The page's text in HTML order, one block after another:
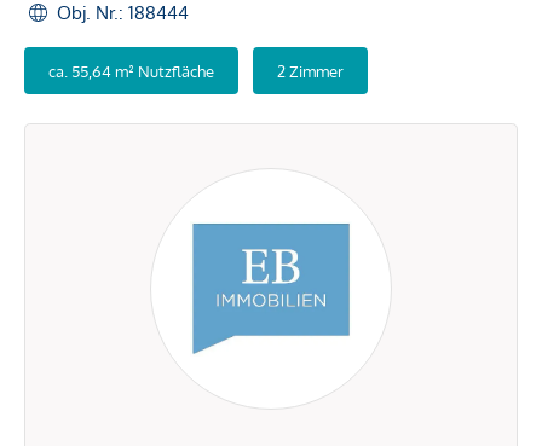
Obj. Nr.: 188444
ca. 55,64 m² Nutzfläche 2 Zimmer